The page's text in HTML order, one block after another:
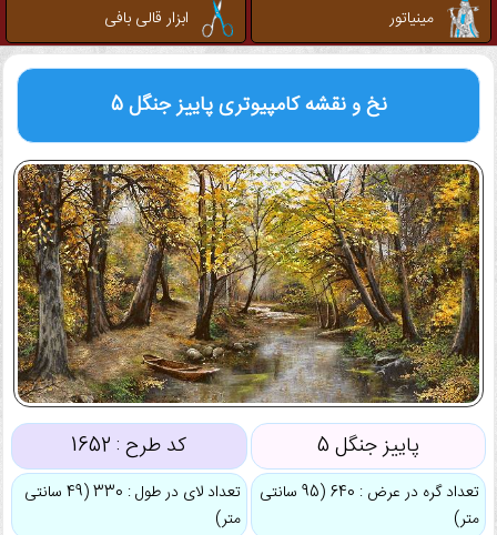
مینیاتور
ابزار قالی بافی
نخ و نقشه کامپیوتریپاییز جنگل 5
پاییز جنگل 5 کد طرح : 1652
تعداد گره در عرض : 640 (95 سانتی
متر)
تعداد لای در طول : 330 (49 سانتی
متر)